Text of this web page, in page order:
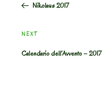
Nikolaus 2017
Next
NEXT
Calendario dell’Avvento – 2017